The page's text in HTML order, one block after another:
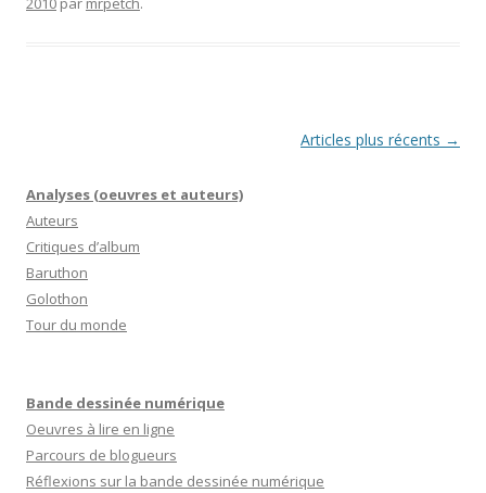
articles
Articles plus récents →
Analyses (oeuvres et auteurs)
Auteurs
Critiques d’album
Baruthon
Golothon
Tour du monde
Bande dessinée numérique
Oeuvres à lire en ligne
Parcours de blogueurs
Réflexions sur la bande dessinée numérique